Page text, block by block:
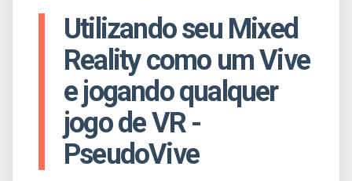
CLIENTES
CONTATO
ORÇAMENTO
Utilizando seu Mixed
Reality como um Vive
e jogando qualquer
jogo de VR -
PseudoVive